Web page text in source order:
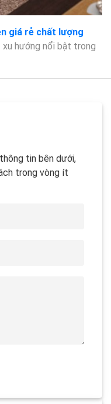
giá rẻ chất lượng
hướng nổi bật trong
tin bên dưới,
trong vòng ít